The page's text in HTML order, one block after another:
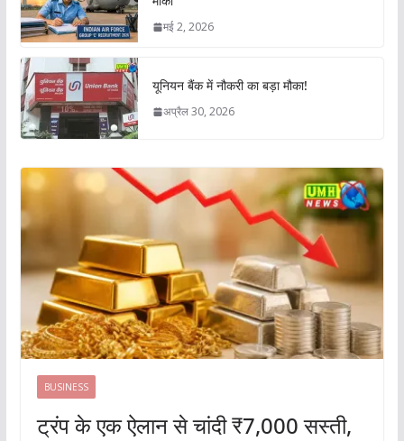
मई 2, 2026
यूनियन बैंक में नौकरी का बड़ा मौका!
अप्रैल 30, 2026
BUSINESS
ट्रंप के एक ऐलान से चांदी ₹7,000 सस्ती,